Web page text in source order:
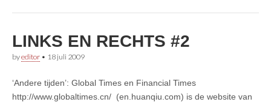
LINKS EN RECHTS #2
byeditor • 18 juli 2009
‘Andere tijden’: Global Times en Financial Times
http://www.globaltimes.cn/ (en.huanqiu.com) is de website van